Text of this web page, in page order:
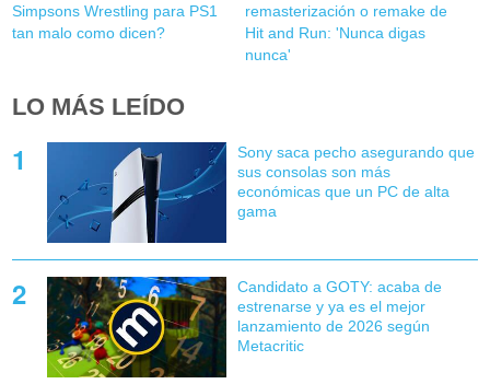
Simpsons Wrestling para PS1
tan malo como dicen?
remasterización o remake de
Hit and Run: 'Nunca digas
nunca'
LO MÁS LEÍDO
Sony saca pecho asegurando que
sus consolas son más
económicas que un PC de alta
gama
Candidato a GOTY: acaba de
estrenarse y ya es el mejor
lanzamiento de 2026 según
Metacritic